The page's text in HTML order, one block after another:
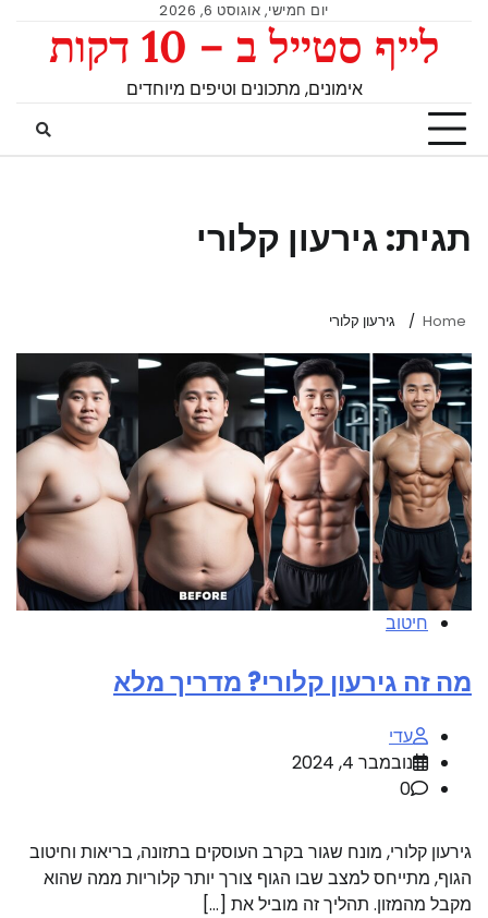
יום חמישי, אוגוסט 6, 2026
לייף סטייל ב – 10 דקות
אימונים, מתכונים וטיפים מיוחדים
תגית:גירעון קלורי
Home גירעון קלורי
חיטוב
מה זה גירעון קלורי? מדריך מלא
עדי
נובמבר 4, 2024
0
גירעון קלורי, מונח שגור בקרב העוסקים בתזונה, בריאות וחיטוב
הגוף, מתייחס למצב שבו הגוף צורך יותר קלוריות ממה שהוא
מקבל מהמזון. תהליך זה מוביל את […]